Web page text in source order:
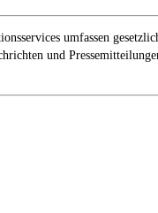
umfassen
und